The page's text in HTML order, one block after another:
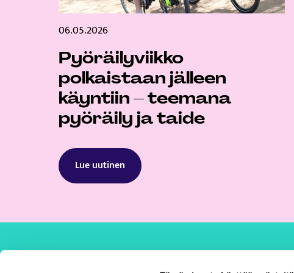
06.05.2026
Pyöräilyviikko
polkaistaan jälleen
käyntiin – teemana
pyöräily ja taide
Lue uutinen